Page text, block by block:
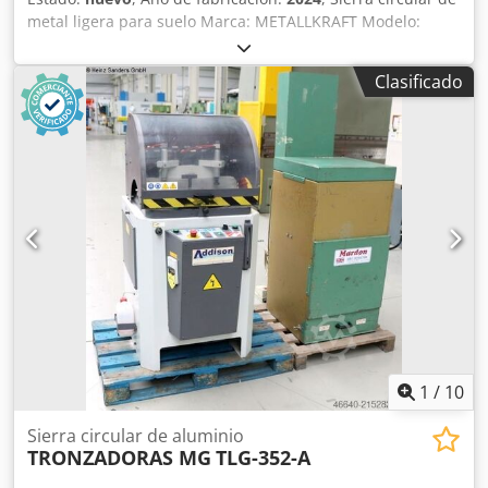
metal ligera para suelo Marca: METALLKRAFT Modelo:
ULMS 420 Nº de artículo: 3627420 Estado: Máquina nueva
Cjdpotuch Esfx Agrsha Área de corte (cuadrado): 120 x 120
mm Velocidad: 2900 rpm equipada de serie con: - Hoja de
sierra 420 x 30 x 4,0 mm Z 120 - sistema de lubricación de
cantidad mínima - Pistola de aire comprimido y manguera
en espiral - Dos tomas de aspiración para la conexión a un
sistema de aspiración - Manual de instrucciones
Clasificado
1 / 10
Sierra circular de aluminio
TRONZADORAS MG TLG-352-A